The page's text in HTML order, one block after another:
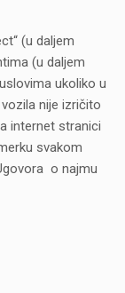
(u daljem
(u daljem
ukoliko u
nije izričito
internet stranici
svakom
о najmu